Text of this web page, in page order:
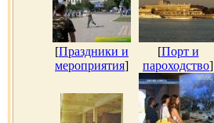
[Праздники и
мероприятия]
[Порт и
пароходство]